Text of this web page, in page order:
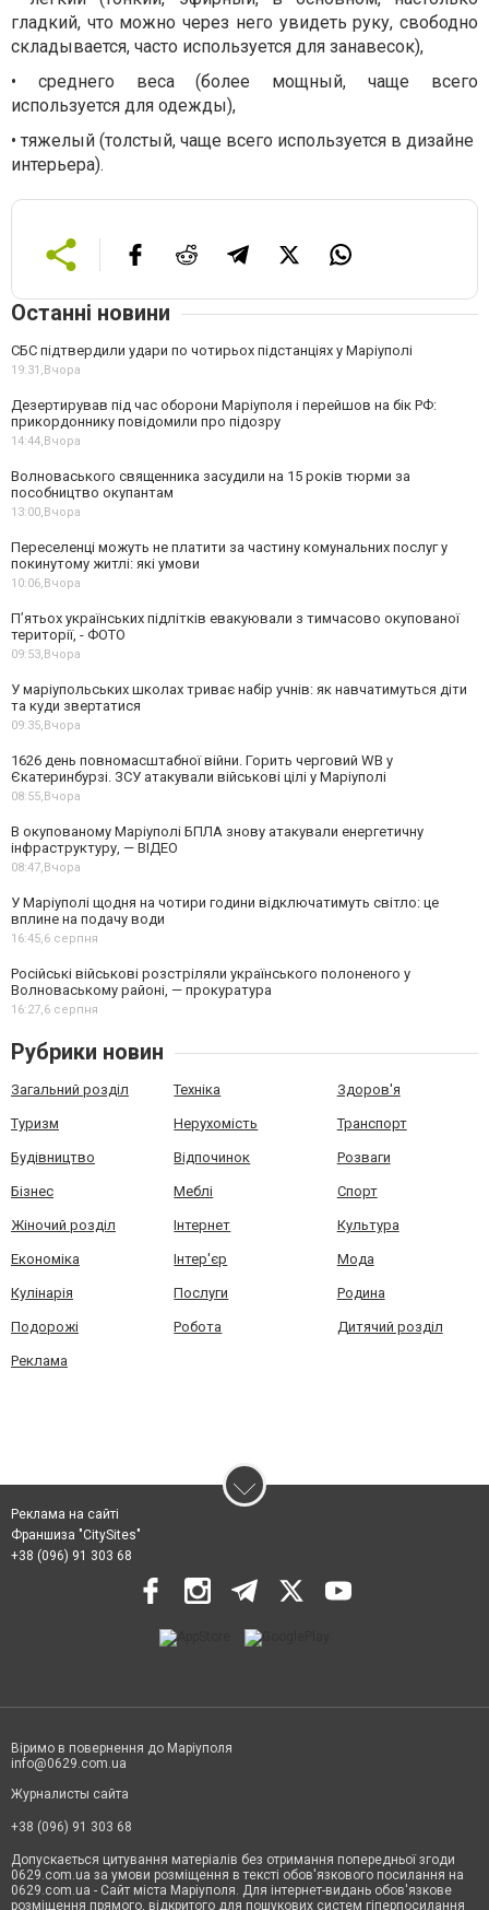
гладкий, что можно через него увидеть руку, свободно
складывается, часто используется для занавесок),
• среднего веса (более мощный, чаще всего
используется для одежды),
• тяжелый (толстый, чаще всего используется в дизайне
интерьера).
Останні новини
СБС підтвердили удари по чотирьох підстанціях у Маріуполі
19:31,Вчора
Дезертирував під час оборони Маріуполя і перейшов на бік РФ:
прикордоннику повідомили про підозру
14:44,Вчора
Волноваського священника засудили на 15 років тюрми за
пособництво окупантам
13:00,Вчора
Переселенці можуть не платити за частину комунальних послуг у
покинутому житлі: які умови
10:06,Вчора
П’ятьох українських підлітків евакуювали з тимчасово окупованої
території, - ФОТО
09:53,Вчора
У маріупольських школах триває набір учнів: як навчатимуться діти
та куди звертатися
09:35,Вчора
1626 день повномасштабної війни. Горить черговий WB у
Єкатеринбурзі. ЗСУ атакували військові цілі у Маріуполі
08:55,Вчора
В окупованому Маріуполі БПЛА знову атакували енергетичну
інфраструктуру, — ВІДЕО
08:47,Вчора
У Маріуполі щодня на чотири години відключатимуть світло: це
вплине на подачу води
16:45,6 серпня
Російські військові розстріляли українського полоненого у
Волноваському районі, — прокуратура
16:27,6 серпня
Рубрики новин
Загальний розділ Техніка Здоров'я
Туризм Нерухомість Транспорт
Будівництво Відпочинок Розваги
Бізнес Меблі Спорт
Жіночий розділ Інтернет Культура
Економіка Інтер'єр Мода
Кулінарія Послуги Родина
Подорожі Робота Дитячий розділ
Реклама
Реклама на сайті
Франшиза "CitySites"
+38 (096) 91 303 68
Віримо в повернення до Маріуполя
info@0629.com.ua
Журналисты сайта
+38 (096) 91 303 68
Допускається цитування матеріалів без отримання попередньої згоди
0629.com.ua за умови розміщення в тексті обов'язкового посилання на
0629.com.ua - Сайт міста Маріуполя. Для інтернет-видань обов'язкове
розміщення прямого, відкритого для пошукових систем гіперпосилання